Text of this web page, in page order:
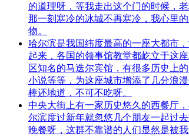
的道理呀，等我走出这个门的时候，
那一刻寒冷的冰城不再寒冷，我心里
物。
哈尔滨是我国纬度最高的一座大都市
起来，各国的领事馆教堂都屹立于这
区知名的马迭尔宾馆，有很多历史上
小说等等，为这座城市增添了几分浪
棒还地道，不可不吃呀。
中央大街上有一家历史悠久的西餐厅
尔滨度过新年就忽悠几个朋友一起过
晚餐呀，这群不靠谱的人们显然是被